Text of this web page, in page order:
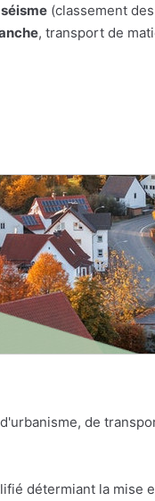
(classement
, transport de
de
détermiant la mise